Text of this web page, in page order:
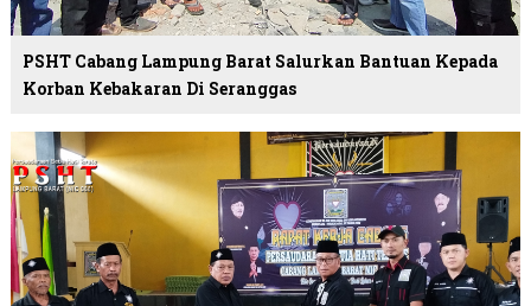
PSHT Cabang Lampung Barat Salurkan Bantuan Kepada
Korban Kebakaran Di Seranggas